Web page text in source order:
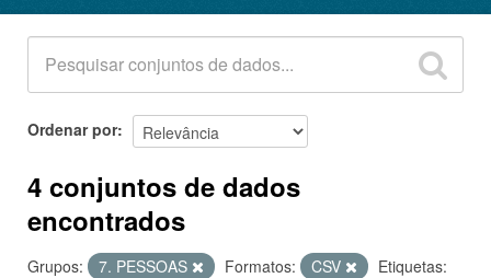
Organizações
Grupos
Sobre
Ordenar por
4 conjuntos de dados
encontrados
Grupos: 7. PESSOAS Formatos: CSV
Etiquetas: